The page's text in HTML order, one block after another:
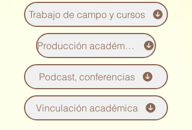
Trabajo de campo y cursos
Producción académica
Podcast, conferencias
Vinculación académica